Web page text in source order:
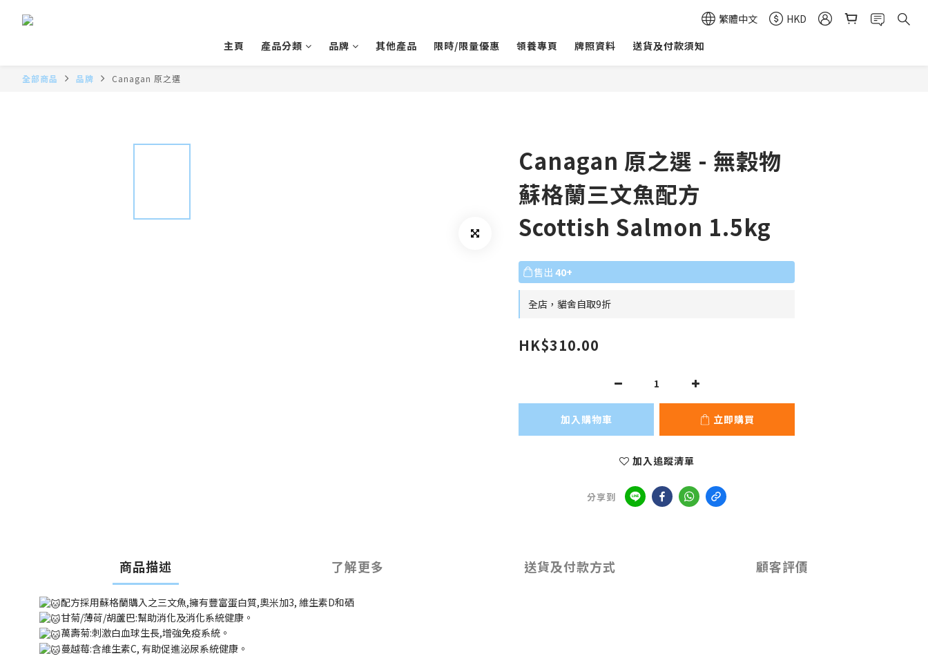
繁體中文
HKD
主頁
產品分類 品牌 其他產品 限時/限量優惠 領養專頁 牌照資料 送貨及付款須知
全部商品 品牌 Canagan 原之選
Canagan 原之選 - 無穀物
蘇格蘭三文魚配方
Scottish Salmon 1.5kg
售出 40+
全店，貓舍自取9折
HK$310.00
加入購物車 立即購買
加入追蹤清單
分享到
商品描述 了解更多 送貨及付款方式 顧客評價
配方採用蘇格蘭購入之三文魚,擁有豐富蛋白質,奧米加3, 維生素D和硒
甘菊/薄荷/胡蘆巴:幫助消化及消化系統健康。
萬壽菊:刺激白血球生長,增強免疫系統。
蔓越莓:含維生素C, 有助促進泌尿系統健康。